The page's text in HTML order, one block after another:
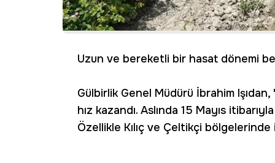
Uzun ve bereketli bir hasat dönemi
Gülbirlik Genel Müdürü İbrahim
hız kazandı. Aslında 15 Mayıs
Özellikle Kılıç ve Çeltikçi